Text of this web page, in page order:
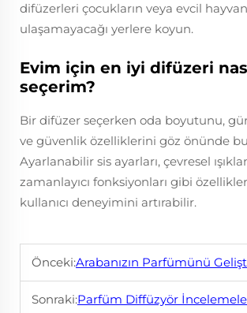
difüzerleri çocukların veya evcil
ulaşamayacağı yerlere koyun.
Evim için en iyi difüzeri
seçerim?
Bir difüzer seçerken oda boyutunu,
ve güvenlik özelliklerini göz önünde
Ayarlanabilir sis ayarları, çevresel
zamanlayıcı fonksiyonları gibi
kullanıcı deneyimini artırabilir.
Önceki:Arabanızın Parfümünü Geliştirin: Su Gerektirmeyen Parfüm
Sonraki:Parfüm Diffüzyör İncelemeleri: Evinizde Orijinal Bir Parfüm